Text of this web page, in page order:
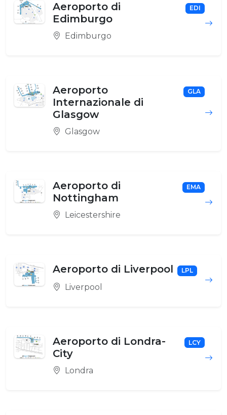
Aeroporto di
Edimburgo
EDI
Edimburgo
Aeroporto
Internazionale di
Glasgow
GLA
Glasgow
Aeroporto di
Nottingham
EMA
Leicestershire
Aeroporto di Liverpool LPL
Liverpool
Aeroporto di Londra-
City
LCY
Londra